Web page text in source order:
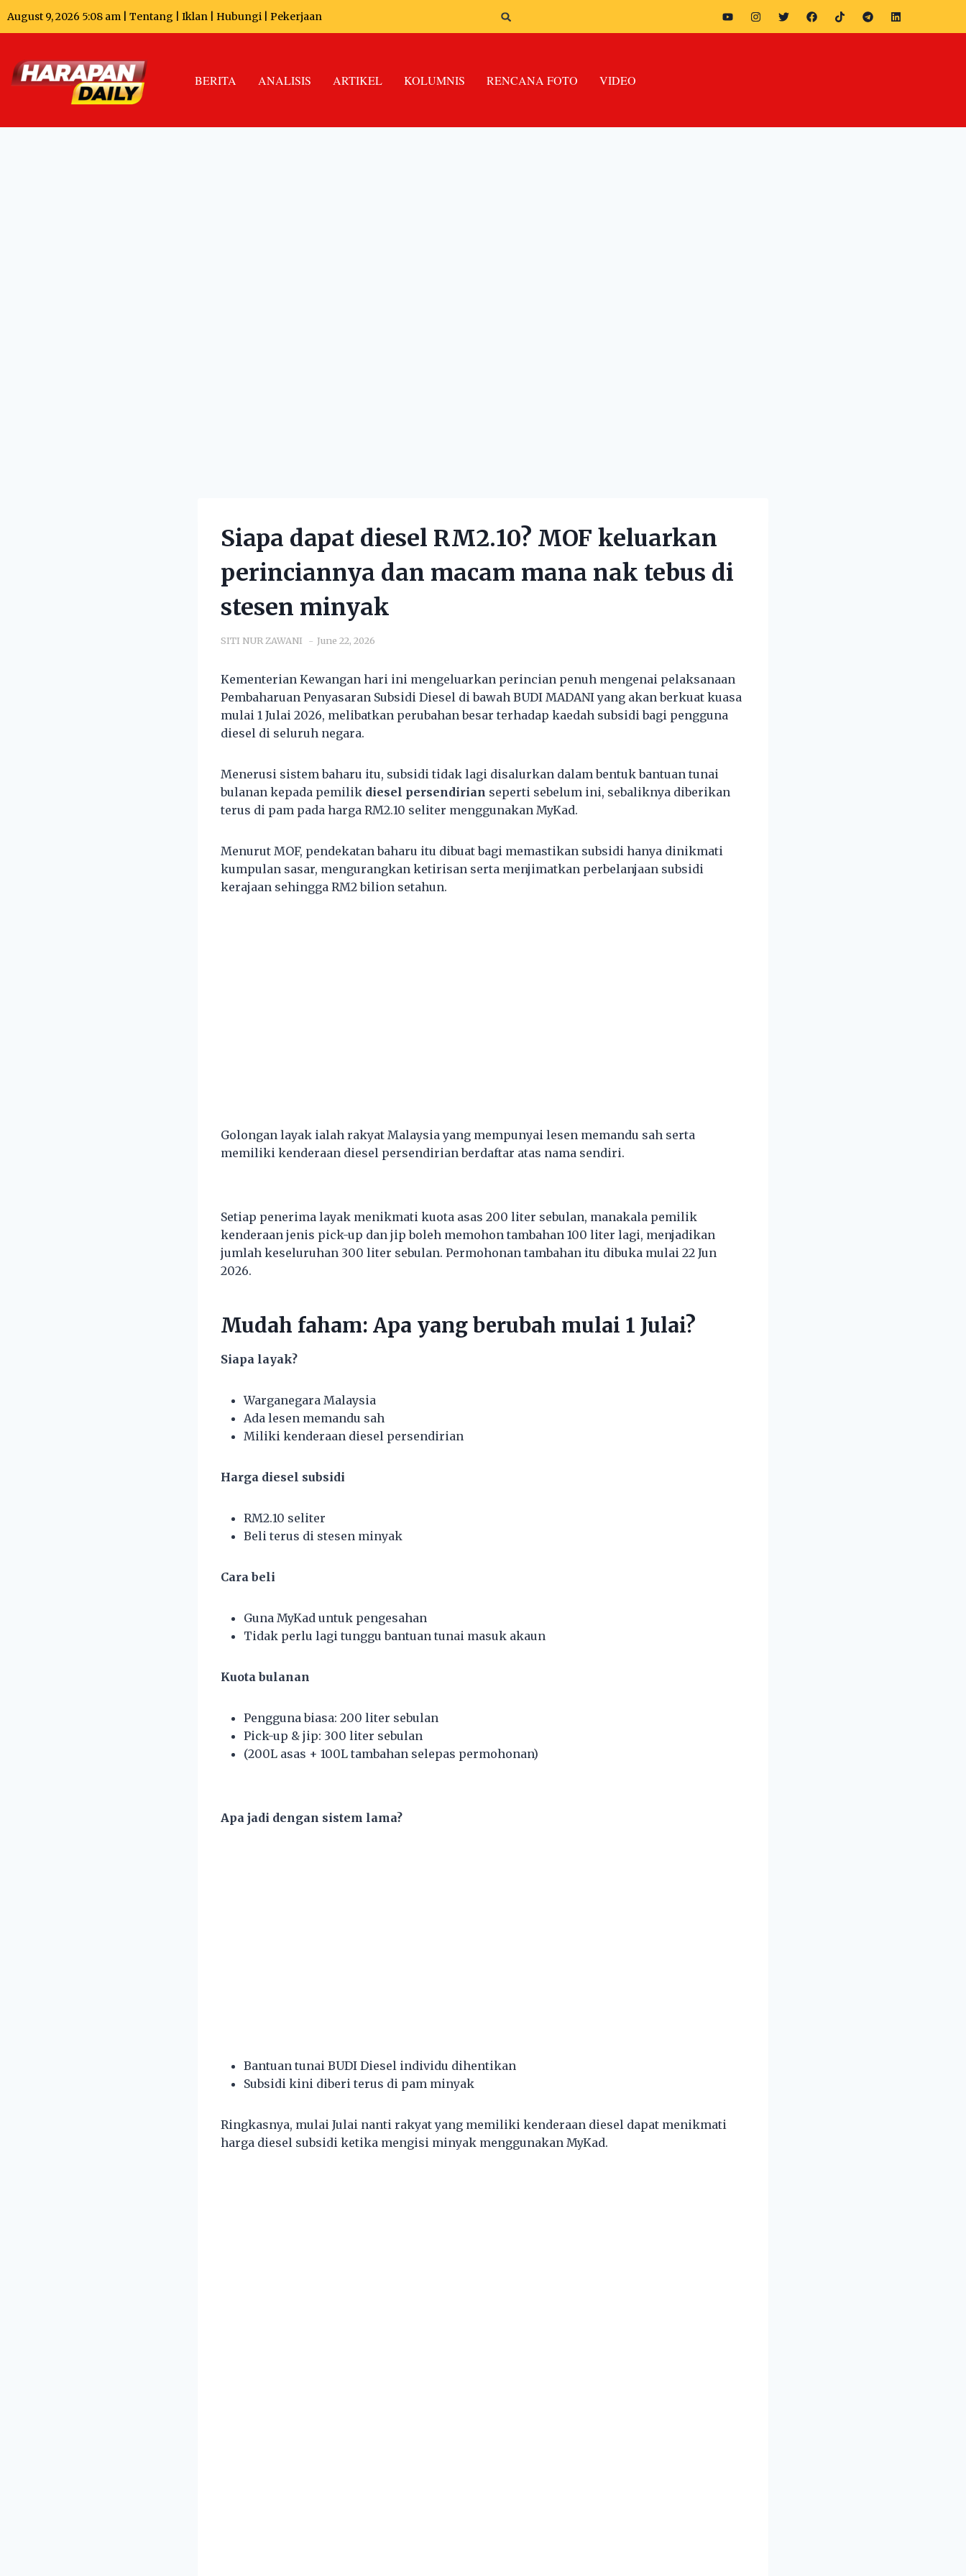
August 9, 2026 5:08 am | Tentang Iklan Hubungi Pekerjaan
BERITA ANALISIS ARTIKEL KOLUMNIS RENCANA FOTO VIDEO
Siapa dapat diesel RM2.10? MOF keluarkan
perinciannya dan macam mana nak tebus di
stesen minyak
SITI NUR ZAWANI June 22, 2026
Kementerian Kewangan hari ini mengeluarkan perincian penuh mengenai pelaksanaan
Pembaharuan Penyasaran Subsidi Diesel di bawah BUDI MADANI yang akan berkuat kuasa
mulai 1 Julai 2026, melibatkan perubahan besar terhadap kaedah subsidi bagi pengguna
diesel di seluruh negara.
Menerusi sistem baharu itu, subsidi tidak lagi disalurkan dalam bentuk bantuan tunai
bulanan kepada pemilik diesel persendirian seperti sebelum ini, sebaliknya diberikan
terus di pam pada harga RM2.10 seliter menggunakan MyKad.
Menurut MOF, pendekatan baharu itu dibuat bagi memastikan subsidi hanya dinikmati
kumpulan sasar, mengurangkan ketirisan serta menjimatkan perbelanjaan subsidi
kerajaan sehingga RM2 bilion setahun.
Golongan layak ialah rakyat Malaysia yang mempunyai lesen memandu sah serta
memiliki kenderaan diesel persendirian berdaftar atas nama sendiri.
Setiap penerima layak menikmati kuota asas 200 liter sebulan, manakala pemilik
kenderaan jenis pick-up dan jip boleh memohon tambahan 100 liter lagi, menjadikan
jumlah keseluruhan 300 liter sebulan. Permohonan tambahan itu dibuka mulai 22 Jun
2026.
Mudah faham: Apa yang berubah mulai 1 Julai?
Siapa layak?
Warganegara Malaysia
Ada lesen memandu sah
Miliki kenderaan diesel persendirian
Harga diesel subsidi
RM2.10 seliter
Beli terus di stesen minyak
Cara beli
Guna MyKad untuk pengesahan
Tidak perlu lagi tunggu bantuan tunai masuk akaun
Kuota bulanan
Pengguna biasa: 200 liter sebulan
Pick-up & jip: 300 liter sebulan
(200L asas + 100L tambahan selepas permohonan)
Apa jadi dengan sistem lama?
Bantuan tunai BUDI Diesel individu dihentikan
Subsidi kini diberi terus di pam minyak
Ringkasnya, mulai Julai nanti rakyat yang memiliki kenderaan diesel dapat menikmati
harga diesel subsidi ketika mengisi minyak menggunakan MyKad.